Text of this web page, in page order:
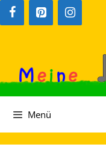
Zum
Inhalt
Menü